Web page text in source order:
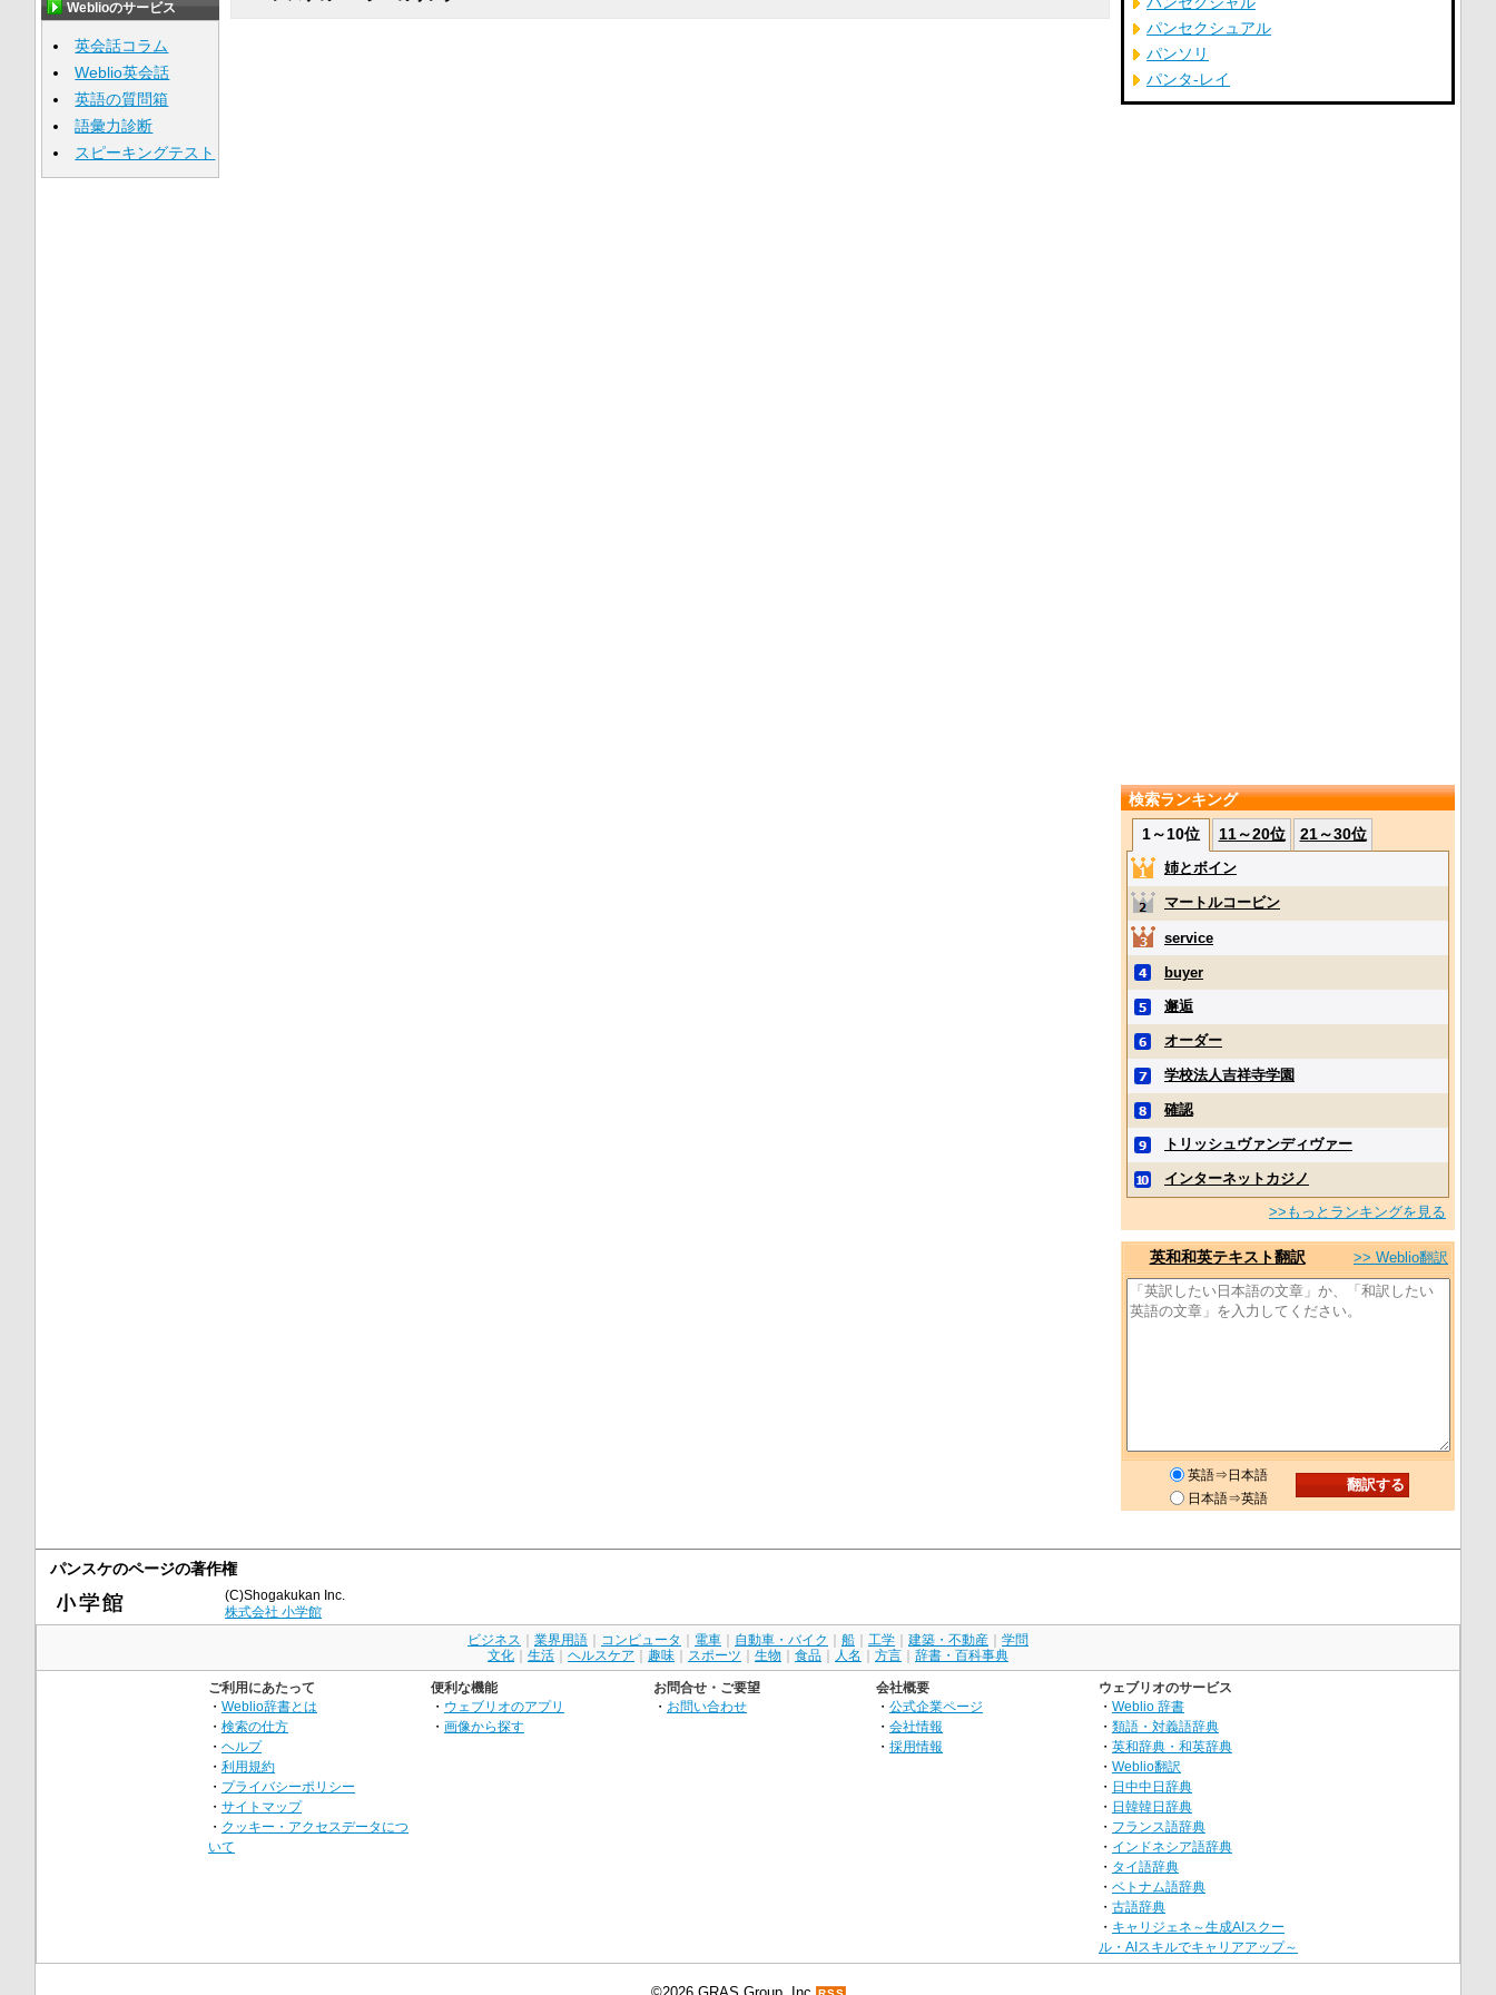
Weblioのサービス
英会話コラム
Weblio英会話
英語の質問箱
語彙力診断
スピーキングテスト
パンセクシュアル
パンソリ
パンタ‐レイ
検索ランキング
1～10位
11～20位 21～30位
姉とボイン
マートルコービン
service
buyer
邂逅
オーダー
学校法人吉祥寺学園
確認
トリッシュヴァンディヴァー
インターネットカジノ
>>もっとランキングを見る
英和和英テキスト翻訳 >> Weblio翻訳
英語⇒日本語
日本語⇒英語
パンスケのページの著作権
(C)Shogakukan Inc.
株式会社 小学館
ビジネス 業界用語 コンピュータ 電車 自動車・バイク 船 工学 建築・不動産
学問
文化
生活 ヘルスケア 趣味 スポーツ 生物 食品 人名 方言 辞書・百科事典
ご利用にあたって
・ Weblio辞書とは
・ 検索の仕方
・ ヘルプ
・ 利用規約
・ プライバシーポリシー
・ サイトマップ
・ クッキー・アクセスデータにつ
いて
便利な機能
・ ウェブリオのアプリ
・ 画像から探す
お問合せ・ご要望
・ お問い合わせ
会社概要
・ 公式企業ページ
・ 会社情報
・ 採用情報
ウェブリオのサービス
・ Weblio 辞書
・ 類語・対義語辞典
・ 英和辞典・和英辞典
・ Weblio翻訳
・ 日中中日辞典
・ 日韓韓日辞典
・ フランス語辞典
・ インドネシア語辞典
・ タイ語辞典
・ ベトナム語辞典
・ 古語辞典
・ キャリジェネ～生成AIスクー
ル・AIスキルでキャリアアップ～